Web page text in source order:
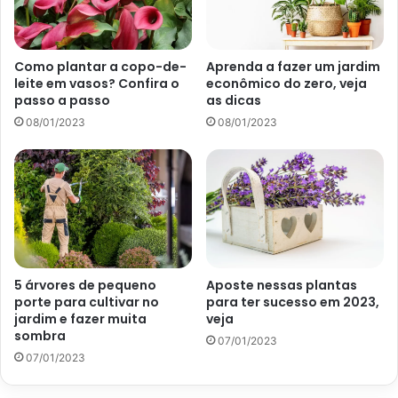
em cada ano, e outras precisam de uma pausa de pelo
menos dois anos entre cada florada. Contudo, se você
esgotou essas causas, talvez sua espécie esteja sofrendo
com um problema real que leva à escassez de flores.
Como plantar a copo-de-
leite em vasos? Confira o
passo a passo
08/01/2023
Aprenda a fazer um jardim
econômico do zero, veja
as dicas
08/01/2023
5 árvores de pequeno
porte para cultivar no
jardim e fazer muita
sombra
07/01/2023
Aposte nessas plantas
para ter sucesso em 2023,
veja
07/01/2023